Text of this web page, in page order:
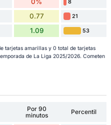
0% 8
0.77 21
1.09 53
tarjetas amarillas y 0 total de tarjetas
de La Liga 2025/2026. Cometen
Por 90
minutos
Percentil